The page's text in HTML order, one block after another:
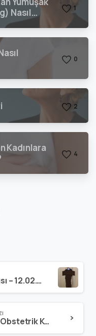
Nasıl
1
0
2
Kadınlara
4
TJOD İstanbul Toplantısı – 12.02.2017
Uludağ Jinekoloji ve Obstetrik Kongresi Bursa/Uludağ – 03.03.2017